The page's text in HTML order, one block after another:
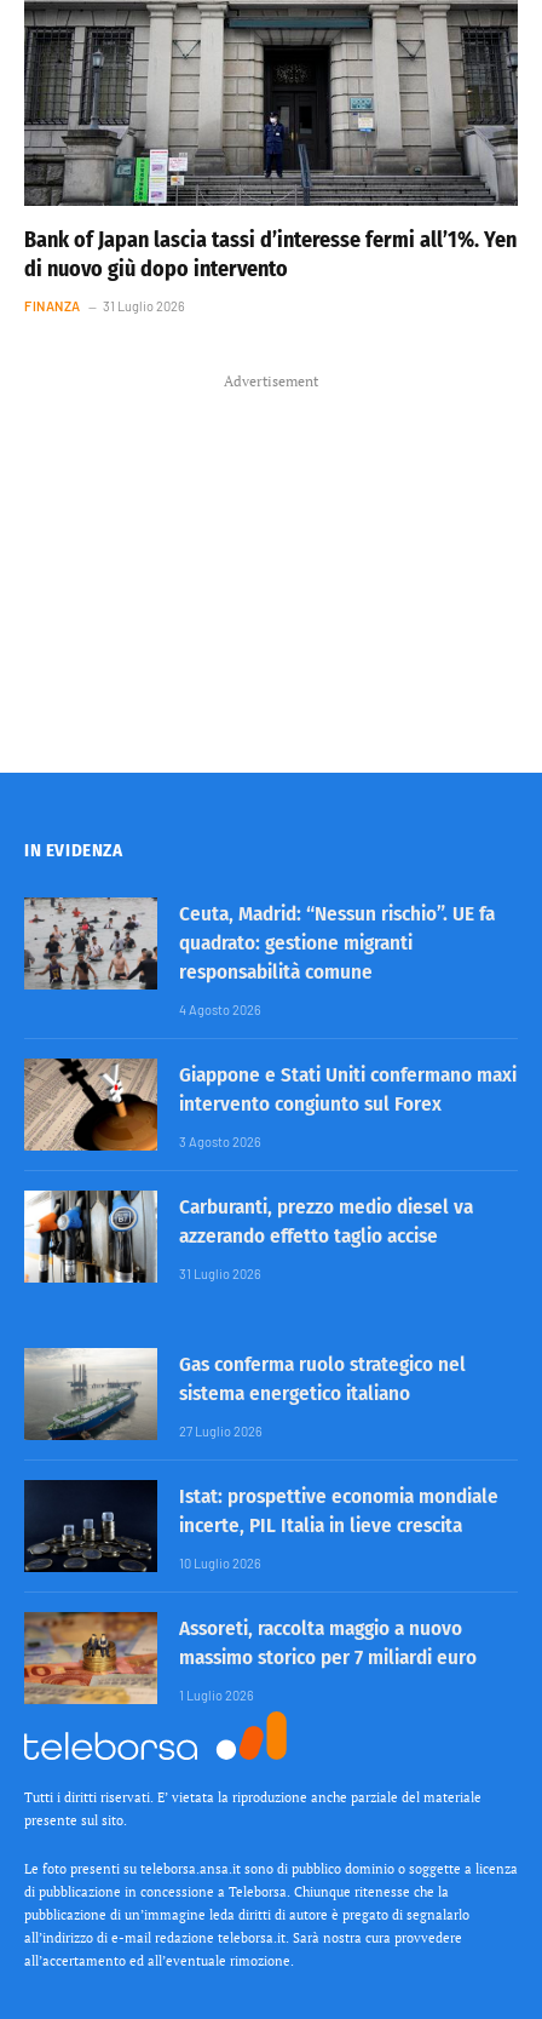
Bank of Japan lascia tassi d’interesse fermi all’1%. Yen
di nuovo giù dopo intervento
FINANZA 31 Luglio 2026
Advertisement
IN EVIDENZA
Ceuta, Madrid: “Nessun rischio”. UE fa
quadrato: gestione migranti
responsabilità comune
4 Agosto 2026
Giappone e Stati Uniti confermano maxi
intervento congiunto sul Forex
3 Agosto 2026
Carburanti, prezzo medio diesel va
azzerando effetto taglio accise
31 Luglio 2026
Gas conferma ruolo strategico nel
sistema energetico italiano
27 Luglio 2026
Istat: prospettive economia mondiale
incerte, PIL Italia in lieve crescita
10 Luglio 2026
Assoreti, raccolta maggio a nuovo
massimo storico per 7 miliardi euro
1 Luglio 2026
Tutti i diritti riservati. E’ vietata la riproduzione anche parziale del materiale
presente sul sito.
Le foto presenti su teleborsa.ansa.it sono di pubblico dominio o soggette a licenza
di pubblicazione in concessione a Teleborsa. Chiunque ritenesse che la
pubblicazione di un’immagine leda diritti di autore è pregato di segnalarlo
all’indirizzo di e-mail redazione teleborsa.it. Sarà nostra cura provvedere
all’accertamento ed all’eventuale rimozione.